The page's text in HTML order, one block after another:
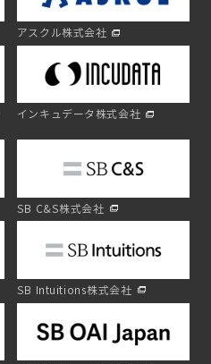
アスクル株式会社
インキュデータ株式会社
SB C&S株式会社
SB Intuitions株式会社